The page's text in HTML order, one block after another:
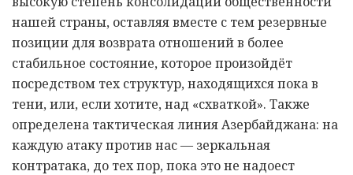
нашей страны, оставляя вместе с тем резервные
позиции для возврата отношений в более
стабильное состояние, которое произойдёт
посредством тех структур, находящихся пока в
тени, или, если хотите, над «схваткой». Также
определена тактическая линия Азербайджана: на
каждую атаку против нас — зеркальная
контратака, до тех пор, пока это не надоест